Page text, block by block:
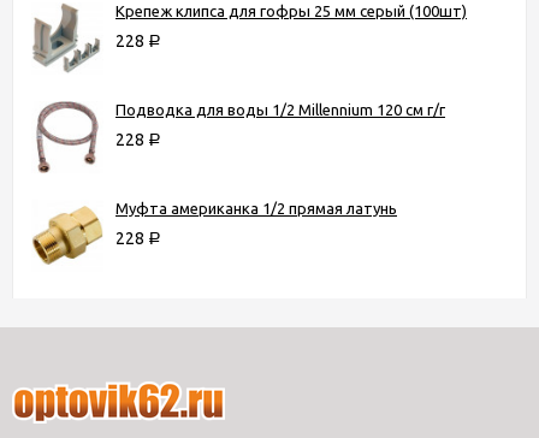
Крепеж клипса для гофры 25 мм серый (100шт)
228 Р
Подводка для воды 1/2 Millennium 120 см г/г
228 Р
Муфта американка 1/2 прямая латунь
228 Р